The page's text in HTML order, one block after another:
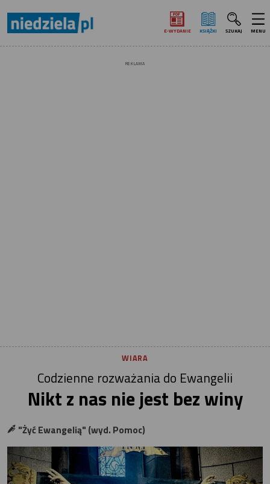
E‑WYDANIE KSIĄŻKI SZUKAJ MENU
REKLAMA
WIARA
Codzienne rozważania do Ewangelii
Nikt z nas nie jest bez winy
"Żyć Ewangelią" (wyd. Pomoc)